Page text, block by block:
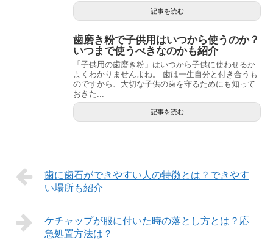
記事を読む
歯磨き粉で子供用はいつから使うのか？
いつまで使うべきなのかも紹介
「子供用の歯磨き粉」はいつから子供に使わせるか
よくわかりませんよね。 歯は一生自分と付き合うも
のですから、大切な子供の歯を守るためにも知って
おきた...
記事を読む
歯に歯石ができやすい人の特徴とは？できやす
い場所も紹介
ケチャップが服に付いた時の落とし方とは？応
急処置方法は？